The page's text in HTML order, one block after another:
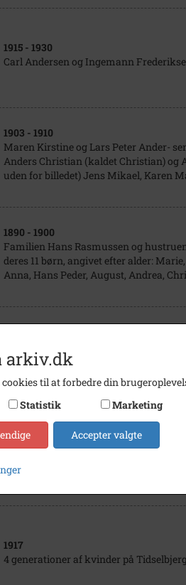
1915 - 1930
Carl Andersen og Ingemann
1903 - 1910
Maren Kirstine og Lars Peter Ander-
Anders Christian (kaldet Christian) og
uden for billedet) Jens Mikael, Karen
1890 - 1900
Familien Hans Rasmussen og
deres 11 børn, angivet efter alder:
Anna, Hans Peder, August, Andrea,
Maren Sofie og Niels Peter Andersen
konfirmation d. 03.04.1910
1938- 1939
1917
4 generationer af kvinder på
arkiv.dk
til at forbedre din
Statistik Marketing
Accepter valgte